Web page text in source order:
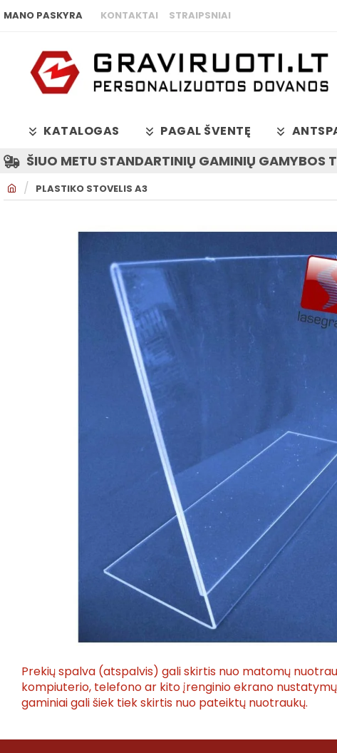
MANO PASKYRA KONTAKTAI STRAIPSNIAI
KATALOGAS PAGAL ŠVENTĘ
O
PLASTIKO STOVELIS A3
ŠIUO METU STANDARTINIŲ GAMINIŲ GAMYBOS
Prekių spalva (atspalvis) gali skirtis nuo matomų
kompiuterio, telefono ar kito įrenginio ekrano
gaminiai gali šiek tiek skirtis nuo pateiktų nuotraukų.